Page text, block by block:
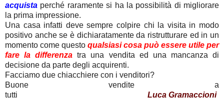
acquista perché raramente si ha la possibilità di migliorare
la prima impressione.
Una casa infatti deve sempre colpire chi la visita in modo
positivo anche se è dichiaratamente da ristrutturare ed in un
momento come questo qualsiasi cosa può essere utile per
fare la differenza tra una vendita ed una mancanza di
decisione da parte degli acquirenti.
Facciamo due chiacchiere con i venditori?
Buone vendite a
tutti
Luca Gramaccioni